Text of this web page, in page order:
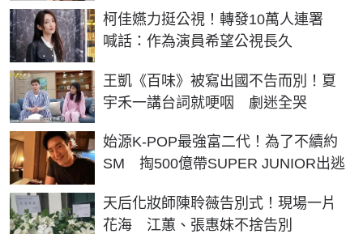
柯佳嬿力挺公視！轉發10萬人連署
喊話：作為演員希望公視長久
王凱《百味》被寫出國不告而別！夏
宇禾一講台詞就哽咽 劇迷全哭
始源K-POP最強富二代！為了不續約
SM 掏500億帶SUPER JUNIOR出逃
天后化妝師陳聆薇告別式！現場一片
花海 江蕙、張惠妹不捨告別